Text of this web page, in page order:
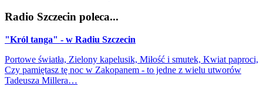
Radio Szczecin poleca...
"Król tanga" - w Radiu Szczecin
Portowe światła, Zielony kapelusik, Miłość i smutek, Kwiat paproci,
Czy pamiętasz tę noc w Zakopanem - to jedne z wielu utworów
Tadeusza Millera…